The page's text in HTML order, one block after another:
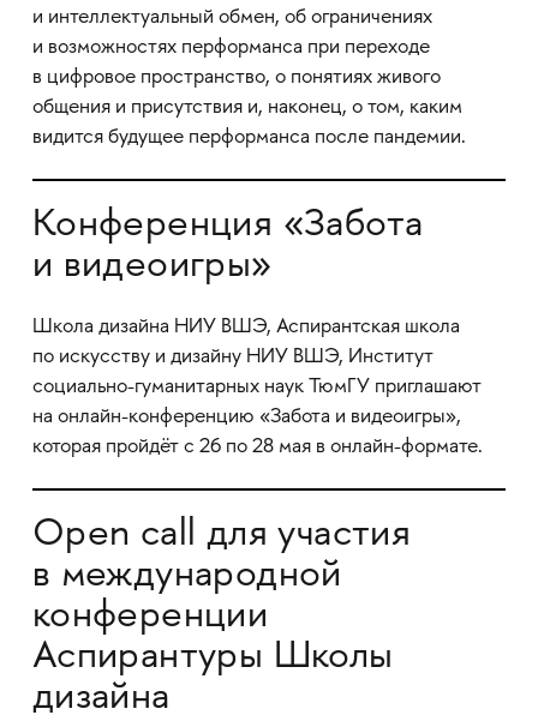
и интеллектуальный обмен, об ограничениях
и возможностях перформанса при переходе
в цифровое пространство, о понятиях живого
общения и присутствия и, наконец, о том, каким
видится будущее перформанса после пандемии.
Конференция «Забота
и видеоигры»
Школа дизайна НИУ ВШЭ, Аспирантская школа
по искусству и дизайну НИУ ВШЭ, Институт
социально-гуманитарных наук ТюмГУ приглашают
на онлайн-конференцию «Забота и видеоигры»,
которая пройдёт с 26 по 28 мая в онлайн-формате.
Open call для участия
в международной
конференции
Аспирантуры Школы
дизайна